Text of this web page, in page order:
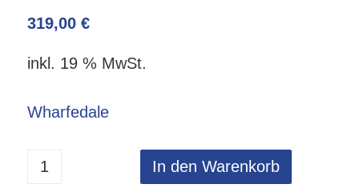
319,00 €
inkl. 19 % MwSt.
Wharfedale
In den Warenkorb